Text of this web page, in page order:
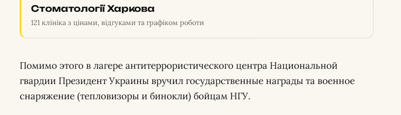
Стоматології Харкова
121 клініка з цінами, відгуками та графіком роботи
Помимо этого в лагере антитеррористического центра Национальной
гвардии Президент Украины вручил государственные награды та военное
снаряжение (тепловизоры и бинокли) бойцам НГУ.